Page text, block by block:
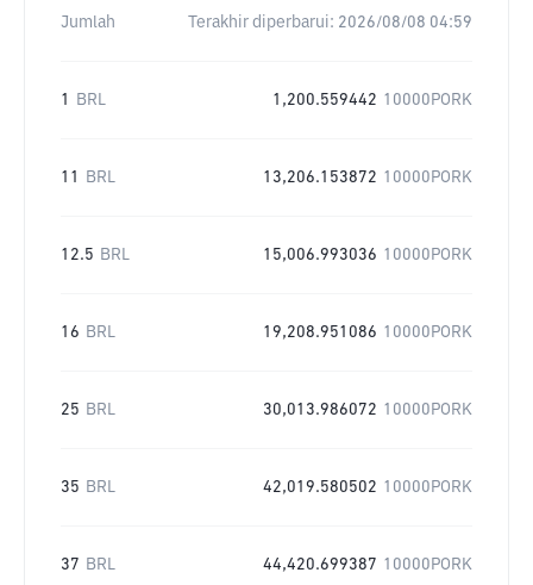
Jumlah Terakhir diperbarui: 2026/08/08 04:59
1 BRL 1,200.559442 10000PORK
11 BRL 13,206.153872 10000PORK
12.5 BRL 15,006.993036 10000PORK
16 BRL 19,208.951086 10000PORK
25 BRL 30,013.986072 10000PORK
35 BRL 42,019.580502 10000PORK
37 BRL 44,420.699387 10000PORK